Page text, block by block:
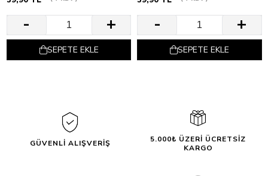
SEPETE EKLE SEPETE EKLE
GÜVENLİ ALIŞVERİŞ
5.000₺ ÜZERİ ÜCRETSİZ
KARGO